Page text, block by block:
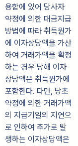
용함에 있어 당사자
약정에 의한 대금지급
방법에 따라 취득원가
에 이자상당액을 가산
하여 거래가액을 확정
하는 경우 당해 이자
상당액은 취득원가에
포함한다. 다만, 당초
약정에 의한 거래가액
의 지급기일의 지연으
로 인하여 추가로 발
생하는 이자상당액은